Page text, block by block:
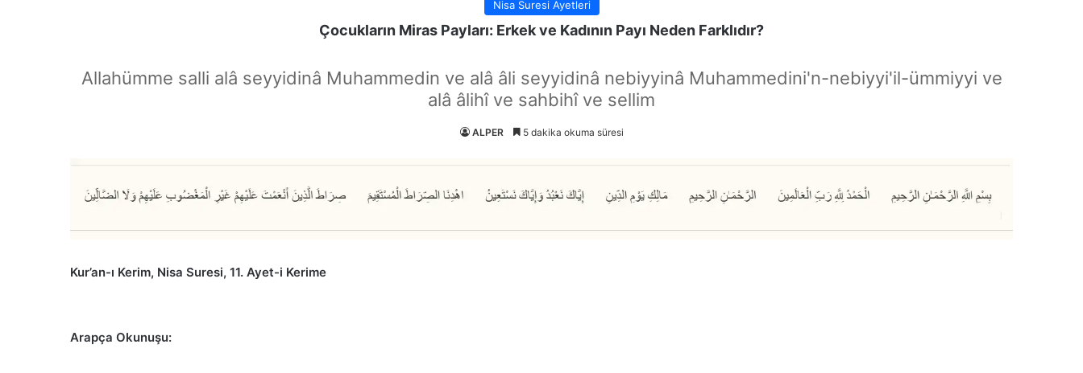
Nisa Suresi Ayetleri
Çocukların Miras Payları: Erkek ve Kadının Payı Neden Farklıdır?
Allahümme salli alâ seyyidinâ Muhammedin ve alâ âli seyyidinâ nebiyyinâ Muhammedini'n-nebiyyi'il-ümmiyyi ve
alâ âlihî ve sahbihî ve sellim
ALPER 5 dakika okuma süresi
Kur’an-ı Kerim, Nisa Suresi, 11. Ayet-i Kerime
Arapça Okunuşu: